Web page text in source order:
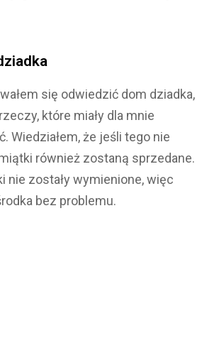
się odwiedzić dom dziadka,
które miały dla mnie
Wiedziałem, że jeśli tego nie
również zostaną sprzedane.
nie zostały wymienione, więc
bez problemu.